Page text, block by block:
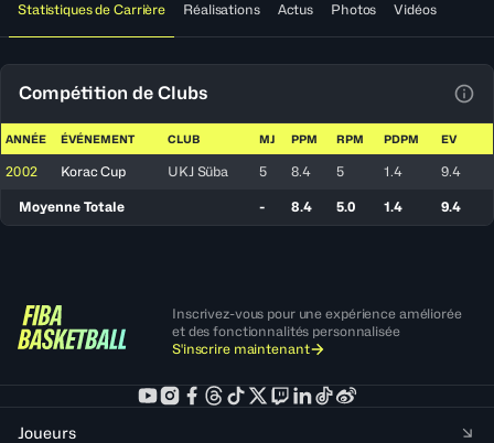
Statistiques de Carrière Réalisations Actus Photos Vidéos
Compétition de Clubs
ANNÉE ÉVÉNEMENT CLUB MJ PPM RPM PDPM EV
2002 Korac Cup UKJ Süba 5 8.4 5 1.4 9.4
Moyenne Totale - 8.4 5.0 1.4 9.4
Inscrivez-vous pour une expérience améliorée
et des fonctionnalités personnalisée
S'inscrire maintenant
Joueurs